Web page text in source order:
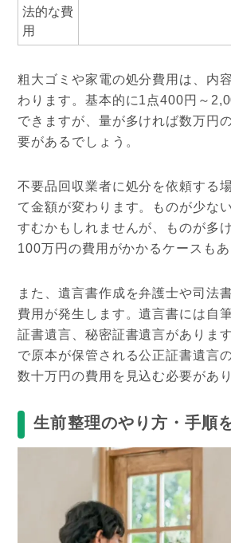
法的な費
用
粗大ゴミや家電の処分費用は、内
わります。基本的に1点400円～
できますが、量が多ければ数万円
要があるでしょう。
不要品回収業者に処分を依頼する
て金額が変わります。ものが少な
すむかもしれませんが、ものが多
100万円の費用がかかるケースもあ
また、遺言書作成を弁護士や司法
費用が発生します。遺言書には自
証書遺言、秘密証書遺言がありま
で原本が保管される公正証書遺言
数十万円の費用を見込む必要があり
生前整理のやり方・手順